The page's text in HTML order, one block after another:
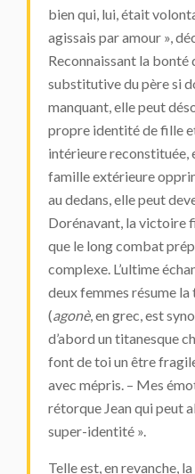
bien qui, lui, était
agissais par amour »,
Reconnaissant la
substitutive du père si
manquant, elle peut
propre identité de fille
intérieure reconstituée,
famille extérieure
au dedans, elle peut
Dorénavant, la victoire
que le long combat
complexe. L’ultime
deux femmes résume
(agonè, en grec, est
d’abord un titanesque
font de toi un être
avec mépris. – Mes
rétorque Jean qui peut
super-identité ».
Telle est, en revanche,